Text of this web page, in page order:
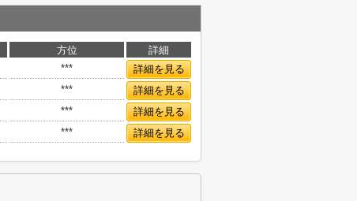
方位
詳細
***
詳細を見る
***
詳細を見る
***
詳細を見る
*** 詳細を見る